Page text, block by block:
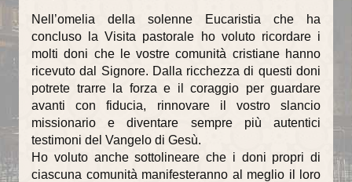
Nell’omelia della solenne Eucaristia che ha
concluso la Visita pastorale ho voluto ricordare i
molti doni che le vostre comunità cristiane hanno
ricevuto dal Signore. Dalla ricchezza di questi doni
potrete trarre la forza e il coraggio per guardare
avanti con fiducia, rinnovare il vostro slancio
missionario e diventare sempre più autentici
testimoni del Vangelo di Gesù.
Ho voluto anche sottolineare che i doni propri di
ciascuna comunità manifesteranno al meglio il loro